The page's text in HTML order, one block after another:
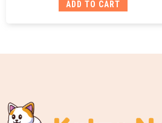
ADD TO CART